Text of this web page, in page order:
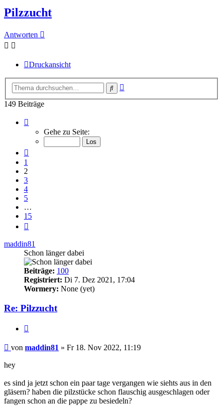
Pilzzucht
Antworten
Druckansicht
Suche
149 Beiträge
von
Gehe zu Seite:
1
2
3
4
5
…
15
maddin81
Schon länger dabei
Beiträge: 100
Registriert: Di 7. Dez 2021, 17:04
Wormery: None (yet)
Re: Pilzzucht
Beitrag
von maddin81 » Fr 18. Nov 2022, 11:19
hey
es sind ja jetzt schon ein paar tage vergangen wie siehts aus in den
gläsern? haben die pilzstücke schon flauschig ausgeschlagen oder
fangen schon an die pappe zu besiedeln?